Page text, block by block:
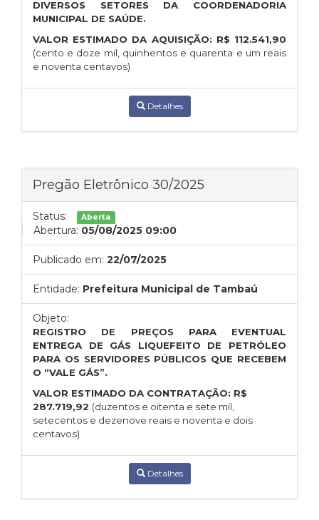
DIVERSOS SETORES DA COORDENADORIA
MUNICIPAL DE SAÚDE.
VALOR ESTIMADO DA AQUISIÇÃO: R$ 112.541,90
(cento e doze mil, quinhentos e quarenta e um reais
e noventa centavos)
Detalhes
Pregão Eletrônico 30/2025
Status: Aberta
Abertura: 05/08/2025 09:00
Publicado em: 22/07/2025
Entidade: Prefeitura Municipal de Tambaú
Objeto:
REGISTRO DE PREÇOS PARA EVENTUAL
ENTREGA DE GÁS LIQUEFEITO DE PETRÓLEO
PARA OS SERVIDORES PÚBLICOS QUE RECEBEM
O “VALE GÁS”.
VALOR ESTIMADO DA CONTRATAÇÃO: R$
287.719,92 (duzentos e oitenta e sete mil,
setecentos e dezenove reais e noventa e dois
centavos)
Detalhes